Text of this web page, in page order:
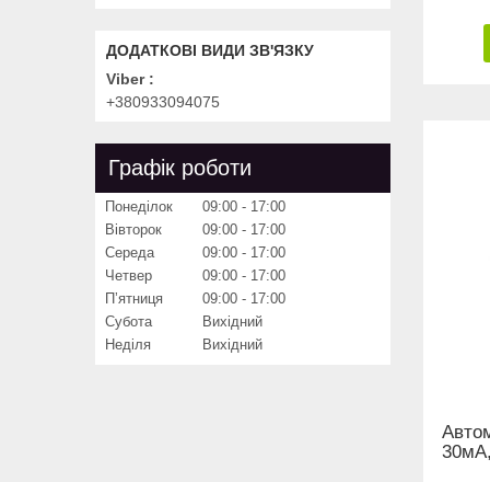
Viber
+380933094075
Графік роботи
Понеділок 09:00
17:00
Вівторок
09:00
17:00
Середа
09:00
17:00
Четвер
09:00
17:00
Пʼятниця
09:00
17:00
Субота
Вихідний
Неділя
Вихідний